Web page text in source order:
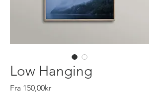
Low Hanging
Fra 150,00krSalgspris